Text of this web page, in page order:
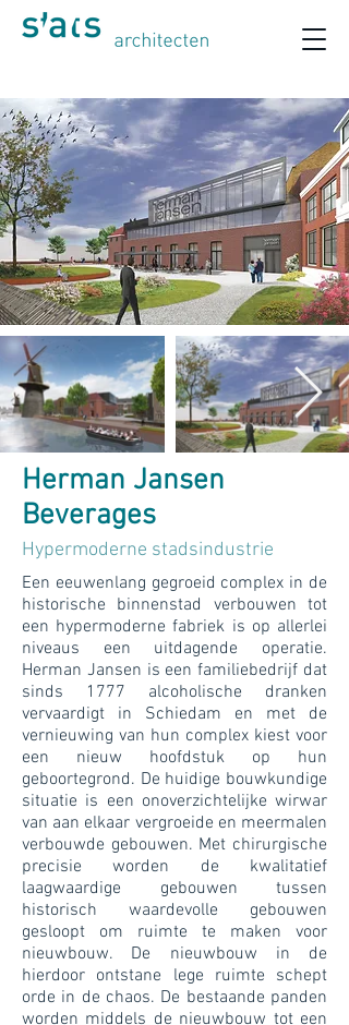
Herman Jansen
Beverages
Hypermoderne stadsindustrie
Een eeuwenlang gegroeid complex in de
historische binnenstad verbouwen tot
een hypermoderne fabriek is op allerlei
niveaus een uitdagende operatie.
Herman Jansen is een familiebedrijf dat
sinds 1777 alcoholische dranken
vervaardigt in Schiedam en met de
vernieuwing van hun complex kiest voor
een nieuw hoofdstuk op hun
geboortegrond. De huidige bouwkundige
situatie is een onoverzichtelijke wirwar
van aan elkaar vergroeide en meermalen
verbouwde gebouwen. Met chirurgische
precisie worden de kwalitatief
laagwaardige gebouwen tussen
historisch waardevolle gebouwen
gesloopt om ruimte te maken voor
nieuwbouw. De nieuwbouw in de
hierdoor ontstane lege ruimte schept
orde in de chaos. De bestaande panden
worden middels de nieuwbouw tot een